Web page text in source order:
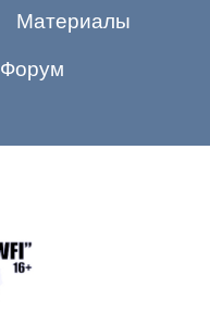
Материалы
Форум